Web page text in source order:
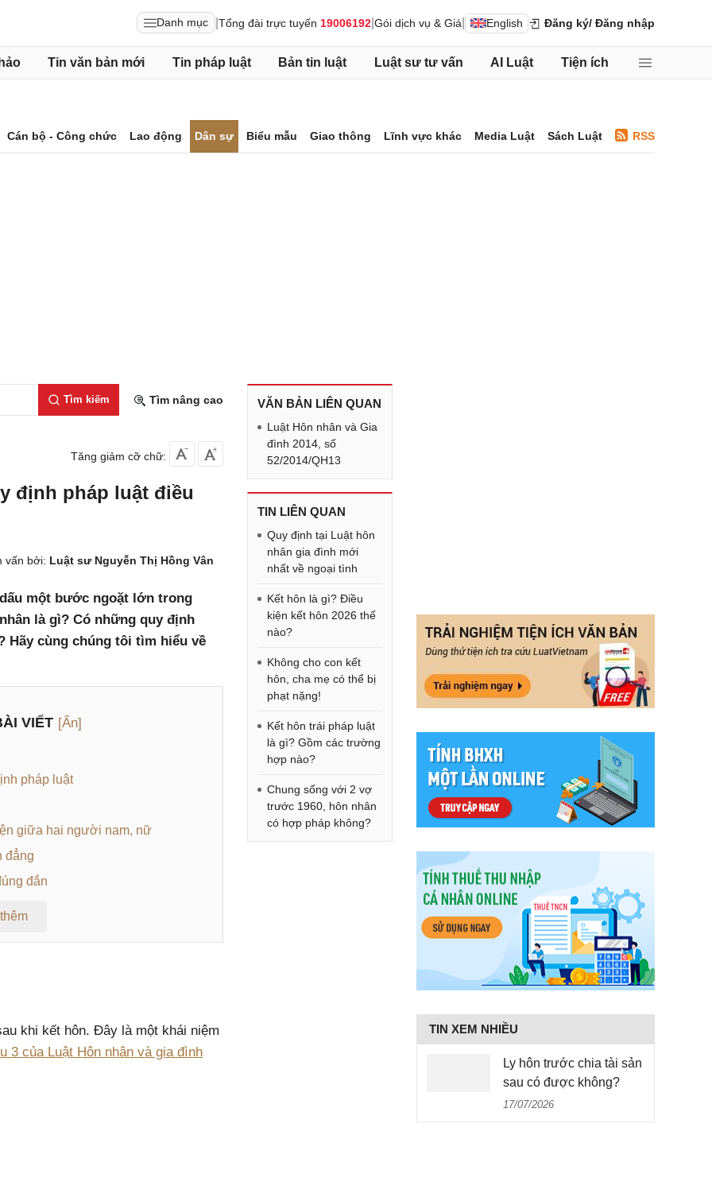
Danh mục Tổng đài trực tuyến 19006192 Gói dịch vụ & Giá English Đăng ký/ Đăng nhập
Tin văn bản mới Tin pháp luật Bản tin luật Luật sư tư vấn AI Luật Tiện ích
Cán bộ - Công chức Lao động Dân sự Biểu mẫu Giao thông Lĩnh vực khác Media Luật Sách Luật RSS
Tìm kiếm Tìm nâng cao
Tăng giảm cỡ chữ:
định pháp luật điều
vấn bởi: Luật sư Nguyễn Thị Hồng Vân
một bước ngoặt lớn trong
là gì? Có những quy định
Hãy cùng chúng tôi tìm hiểu về
VIẾT [Ẩn]
pháp luật
giữa hai người nam, nữ
đẳng
đắn
khi kết hôn. Đây là một khái niệm
3 của Luật Hôn nhân và gia đình
VĂN BẢN LIÊN QUAN
Luật Hôn nhân và Gia
đình 2014, số
52/2014/QH13
TIN LIÊN QUAN
Quy định tại Luật hôn
nhân gia đình mới
nhất về ngoại tình
Kết hôn là gì? Điều
kiện kết hôn 2026 thế
nào?
Không cho con kết
hôn, cha mẹ có thể bị
phạt nặng!
Kết hôn trái pháp luật
là gì? Gồm các trường
hợp nào?
Chung sống với 2 vợ
trước 1960, hôn nhân
có hợp pháp không?
TIN XEM NHIỀU
Ly hôn trước chia tài sản
sau có được không?
17/07/2026